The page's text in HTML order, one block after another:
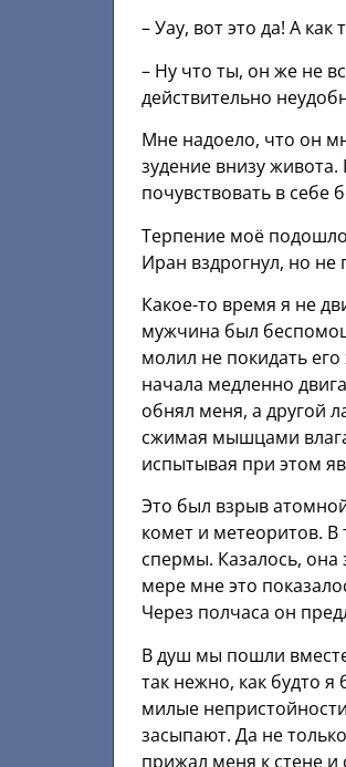
– Уау, вот это да! А
– Ну что ты, он же не
действительно
Мне надоело, что он
зудение внизу живота.
почувствовать в себе
Терпение моё
Иран вздрогнул, но не
Какое-то время я не
мужчина был
молил не покидать
начала медленно
обнял меня, а другой
сжимая мышцами
испытывая при этом
Это был взрыв
комет и метеоритов.
спермы. Казалось,
мере мне это
Через полчаса он
В душ мы пошли
так нежно, как будто
милые
засыпают. Да не
прижал меня к стене и